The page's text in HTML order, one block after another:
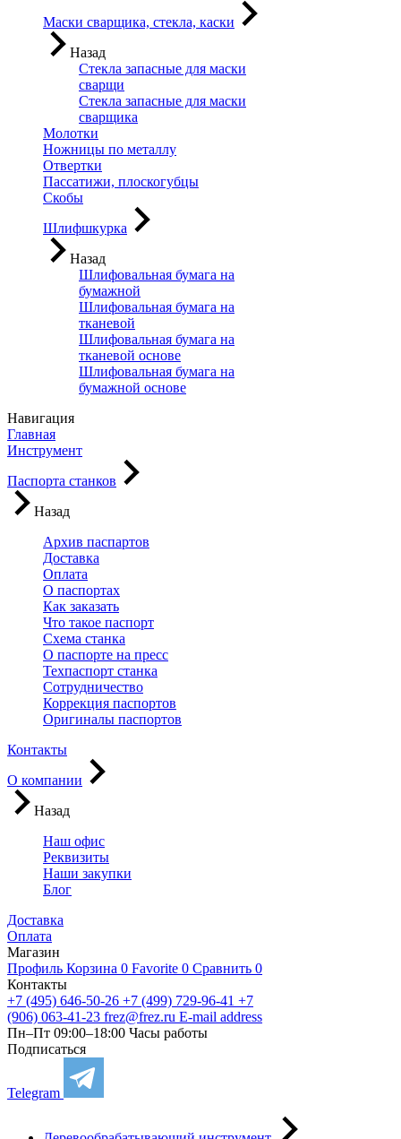
Маски сварщика, стекла, каски
Назад
Стекла запасные для маски
сварщи
Стекла запасные для маски
сварщика
Молотки
Ножницы по металлу
Отвертки
Пассатижи, плоскогубцы
Скобы
Шлифшкурка
Назад
Шлифовальная бумага на
бумажной
Шлифовальная бумага на
тканевой
Шлифовальная бумага на
тканевой основе
Шлифовальная бумага на
бумажной основе
Навигация
Главная
Инструмент
Паспорта станков
Назад
Архив паспартов
Доставка
Оплата
О паспортах
Как заказать
Что такое паспорт
Схема станка
О паспорте на пресс
Техпаспорт станка
Сотрудничество
Коррекция паспортов
Оригиналы паспортов
Контакты
О компании
Назад
Наш офис
Реквизиты
Наши закупки
Блог
Доставка
Оплата
Магазин
Профиль Корзина 0 Favorite 0 Сравнить 0
Контакты
+7 (495) 646-50-26 +7 (499) 729-96-41 +7
(906) 063-41-23 frez@frez.ru E-mail address
Пн–Пт 09:00–18:00 Часы работы
Подписаться
Telegram